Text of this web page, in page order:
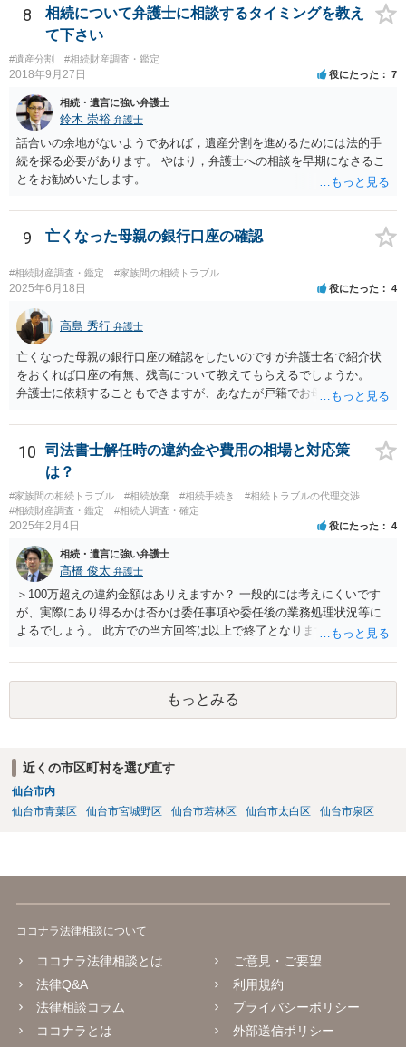
8
相続について弁護士に相談するタイミングを教え
て下さい
#遺産分割 #相続財産調査・鑑定
2018年9月27日 役にたった 7
相続・遺言に強い弁護士
鈴木 崇裕 弁護士
話合いの余地がないようであれば，遺産分割を進めるためには法的手
続を採る必要があります。 やはり，弁護士への相談を早期になさるこ
とをお勧めいたします。
9 亡くなった母親の銀行口座の確認
#相続財産調査・鑑定 #家族間の相続トラブル
2025年6月18日 役にたった 4
高島 秀行 弁護士
亡くなった母親の銀行口座の確認をしたいのですが弁護士名で紹介状
をおくれば口座の有無、残高について教えてもらえるでしょうか。
弁護士に依頼することもできますが、あなたが戸籍でお母さんの相続
高は教えてくれると思います。 自分ではよくわからないということ
であれば、弁護士に相談し依頼されたら良いと思います。
10
司法書士解任時の違約金や費用の相場と対応策
は？
#家族間の相続トラブル #相続放棄 #相続手続き
#相続トラブルの代理交渉
#相続財産調査・鑑定
#相続人調査・確定
2025年2月4日 役にたった 4
相続・遺言に強い弁護士
髙橋 俊太 弁護士
＞100万超えの違約金額はありえますか？ 一般的には考えにくいです
が、実際にあり得るかは否かは委任事項や委任後の業務処理状況等に
よるでしょう。 此方での当方回答は以上で終了となりますが、参考に
もっとみる
近くの市区町村を選び直す
仙台市内
仙台市青葉区
仙台市宮城野区 仙台市若林区 仙台市太白区 仙台市泉区
ココナラ法律相談について
ココナラ法律相談とは
法律Q&A
法律相談コラム
ココナラとは
ご意見・ご要望
利用規約
プライバシーポリシー
外部送信ポリシー